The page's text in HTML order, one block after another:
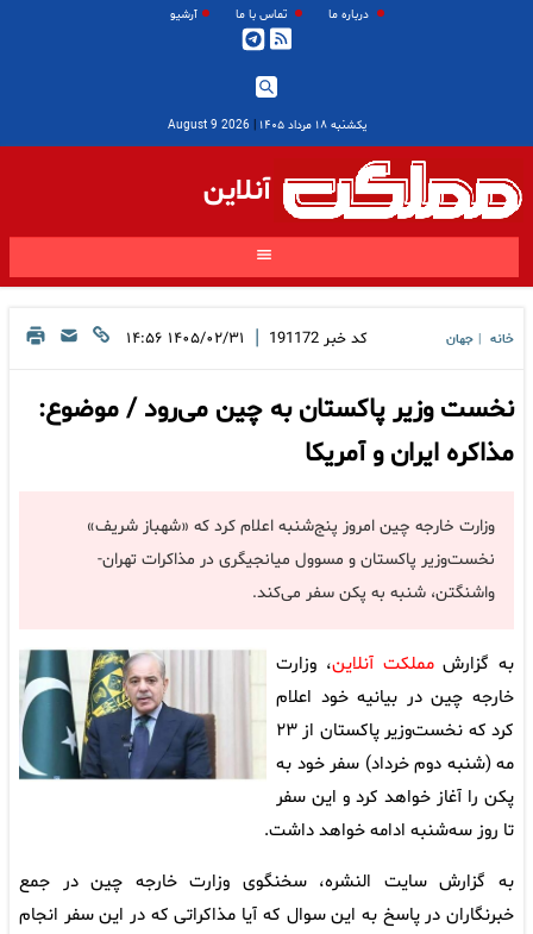
درباره ما تماس با ما آرشیو
یکشنبه ۱۸ مرداد ۱۴۰۵ |
2026 August 9
آنلاین
خانه جهان کد خبر 191172
| ۱۴۰۵/۰۲/۳۱ ۱۴:۵۶
نخست وزیر پاکستان به چین می‌رود / موضوع:
مذاکره ایران و آمریکا
وزارت خارجه چین امروز پنج‌شنبه اعلام کرد که «شهباز شریف»
نخست‌وزیر پاکستان و مسوول میانجیگری در مذاکرات تهران-
واشنگتن، شنبه به پکن سفر می‌کند.
به گزارشمملکت آنلاین، وزارت
خارجه چین در بیانیه خود اعلام
کرد که نخست‌وزیر پاکستان از ۲۳
مه (شنبه دوم خرداد) سفر خود به
پکن را آغاز خواهد کرد و این سفر
تا روز سه‌شنبه ادامه خواهد داشت.
به گزارش سایت النشره، سخنگوی وزارت خارجه چین در جمع
خبرنگاران در پاسخ به این سوال که آیا مذاکراتی که در این سفر انجام